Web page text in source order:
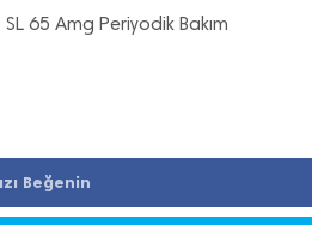
65 Amg Periyodik Bakım
Beğenin